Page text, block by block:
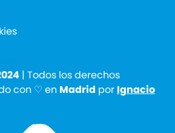
| Todos los derechos
con ♡ en Madrid por Ignacio